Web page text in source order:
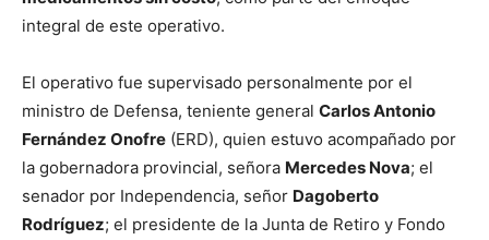
integral de este operativo.
El operativo fue supervisado personalmente por el
ministro de Defensa, teniente general Carlos Antonio
Fernández Onofre (ERD), quien estuvo acompañado por
la gobernadora provincial, señora Mercedes Nova; el
senador por Independencia, señor Dagoberto
Rodríguez; el presidente de la Junta de Retiro y Fondo